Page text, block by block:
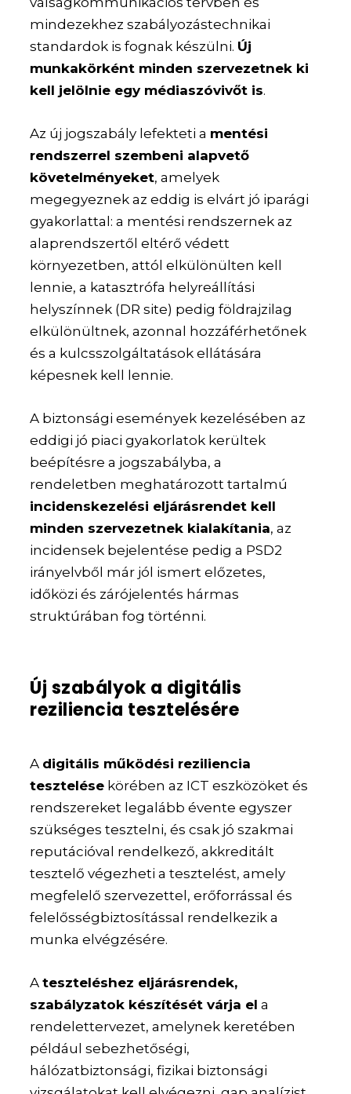
mindezekhez szabályozástechnikai
standardok is fognak készülni. Új
munkakörként minden szervezetnek ki
kell jelölnie egy médiaszóvivőt is.
Az új jogszabály lefekteti a mentési
rendszerrel szembeni alapvető
követelményeket, amelyek
megegyeznek az eddig is elvárt jó iparági
gyakorlattal: a mentési rendszernek az
alaprendszertől eltérő védett
környezetben, attól elkülönülten kell
lennie, a katasztrófa helyreállítási
helyszínnek (DR site) pedig földrajzilag
elkülönültnek, azonnal hozzáférhetőnek
és a kulcsszolgáltatások ellátására
képesnek kell lennie.
A biztonsági események kezelésében az
eddigi jó piaci gyakorlatok kerültek
beépítésre a jogszabályba, a
rendeletben meghatározott tartalmú
incidenskezelési eljárásrendet kell
minden szervezetnek kialakítania, az
incidensek bejelentése pedig a PSD2
irányelvből már jól ismert előzetes,
időközi és zárójelentés hármas
struktúrában fog történni.
Új szabályok a digitális
reziliencia tesztelésére
A digitális működési reziliencia
tesztelése körében az ICT eszközöket és
rendszereket legalább évente egyszer
szükséges tesztelni, és csak jó szakmai
reputációval rendelkező, akkreditált
tesztelő végezheti a tesztelést, amely
megfelelő szervezettel, erőforrással és
felelősségbiztosítással rendelkezik a
munka elvégzésére.
Ateszteléshez eljárásrendek,
szabályzatok készítését várja el a
rendelettervezet, amelynek keretében
például sebezhetőségi,
hálózatbiztonsági, fizikai biztonsági